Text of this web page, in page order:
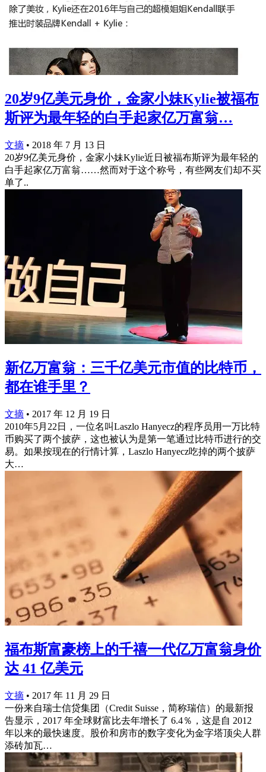
20岁9亿美元身价，金家小妹Kylie被福布
斯评为最年轻的白手起家亿万富翁…
文摘 • 2018 年 7 月 13 日
20岁9亿美元身价，金家小妹Kylie近日被福布斯评为最年轻的
白手起家亿万富翁……然而对于这个称号，有些网友们却不买
单了..
新亿万富翁：三千亿美元市值的比特币，
都在谁手里？
文摘 • 2017 年 12 月 19 日
2010年5月22日，一位名叫Laszlo Hanyecz的程序员用一万比特
币购买了两个披萨，这也被认为是第一笔通过比特币进行的交
易。如果按现在的行情计算，Laszlo Hanyecz吃掉的两个披萨
大…
福布斯富豪榜上的千禧一代亿万富翁身价
达 41 亿美元
文摘 • 2017 年 11 月 29 日
一份来自瑞士信贷集团（Credit Suisse，简称瑞信）的最新报
告显示，2017 年全球财富比去年增长了 6.4％，这是自 2012
年以来的最快速度。股价和房市的数字变化为金字塔顶尖人群
添砖加瓦…